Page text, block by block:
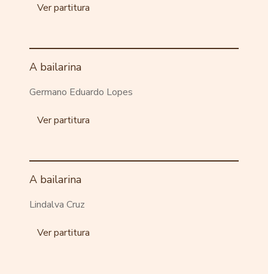
Ver partitura
A bailarina
Germano Eduardo Lopes
Ver partitura
A bailarina
Lindalva Cruz
Ver partitura